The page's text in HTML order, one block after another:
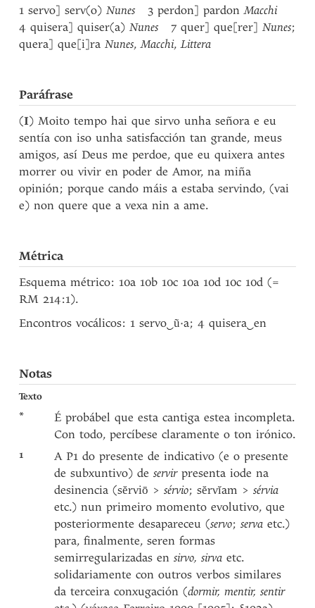
1 servo] serv(o)Nunes 3 perdon] pardonMacchi
4 quisera] quiser(a)Nunes 7 quer] que[rer]Nunes;
quera] que[i]raNunes,Macchi,Littera
Paráfrase
(I) Moito tempo hai que sirvo unha señora e eu
sentía con iso unha satisfacción tan grande, meus
amigos, así Deus me perdoe, que eu quixera antes
morrer ou vivir en poder de Amor, na miña
opinión; porque cando máis a estaba servindo, (vai
e) non quere que a vexa nin a ame.
Métrica
Esquema métrico: 10a 10b 10c 10a 10d 10c 10d (=
RM 214:1).
Encontros vocálicos: 1 servo ‿ũ·a; 4 quisera ‿en
Notas
Texto
*
É probábel que esta cantiga estea incompleta.
Con todo, percíbese claramente o ton irónico.
1
A P1 do presente de indicativo (e o presente
de subxuntivo) deservirpresenta iode na
desinencia (sĕrviō >sérvio; sĕrvĭam >sérvia
etc.) nun primeiro momento evolutivo, que
posteriormente desapareceu (servo;serva etc.)
para, finalmente, seren formas
semirregularizadas ensirvo, sirvaetc.
solidariamente con outros verbos similares
da terceira conxugación (dormir, mentir, sentir